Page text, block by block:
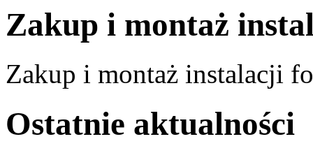
Zakup i montaż
Zakup i montaż instalacji
Ostatnie aktualności